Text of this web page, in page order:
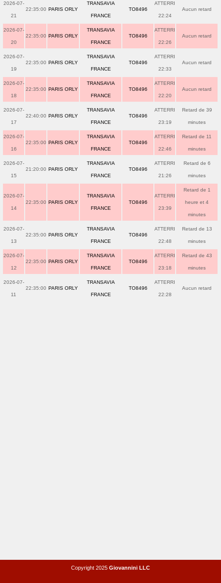
2026-07-
21
22:35:00 PARIS ORLY
TRANSAVIA
FRANCE
TO8496
ATTERRI
22:24
Aucun retard
2026-07-
20
22:35:00 PARIS ORLY
TRANSAVIA
FRANCE
TO8496
ATTERRI
22:26
Aucun retard
2026-07-
19
22:35:00 PARIS ORLY
TRANSAVIA
FRANCE
TO8496
ATTERRI
22:33
Aucun retard
2026-07-
18
22:35:00 PARIS ORLY
TRANSAVIA
FRANCE
TO8496
ATTERRI
22:20
Aucun retard
2026-07-
17
22:40:00 PARIS ORLY
TRANSAVIA
FRANCE
TO8496
ATTERRI
23:19
Retard de 39
minutes
2026-07-
16
22:35:00 PARIS ORLY
TRANSAVIA
FRANCE
TO8496
ATTERRI
22:46
Retard de 11
minutes
2026-07-
15
21:20:00 PARIS ORLY
TRANSAVIA
FRANCE
TO8496
ATTERRI
21:26
Retard de 6
minutes
2026-07-
14
22:35:00 PARIS ORLY
TRANSAVIA
FRANCE
TO8496
ATTERRI
23:39
Retard de 1
heure et 4
minutes
2026-07-
13
22:35:00 PARIS ORLY
TRANSAVIA
FRANCE
TO8496
ATTERRI
22:48
Retard de 13
minutes
2026-07-
12
22:35:00 PARIS ORLY
TRANSAVIA
FRANCE
TO8496
ATTERRI
23:18
Retard de 43
minutes
2026-07-
11
22:35:00 PARIS ORLY
TRANSAVIA
FRANCE
TO8496
ATTERRI
22:28
Aucun retard
Copyright 2025 Giovannini LLC